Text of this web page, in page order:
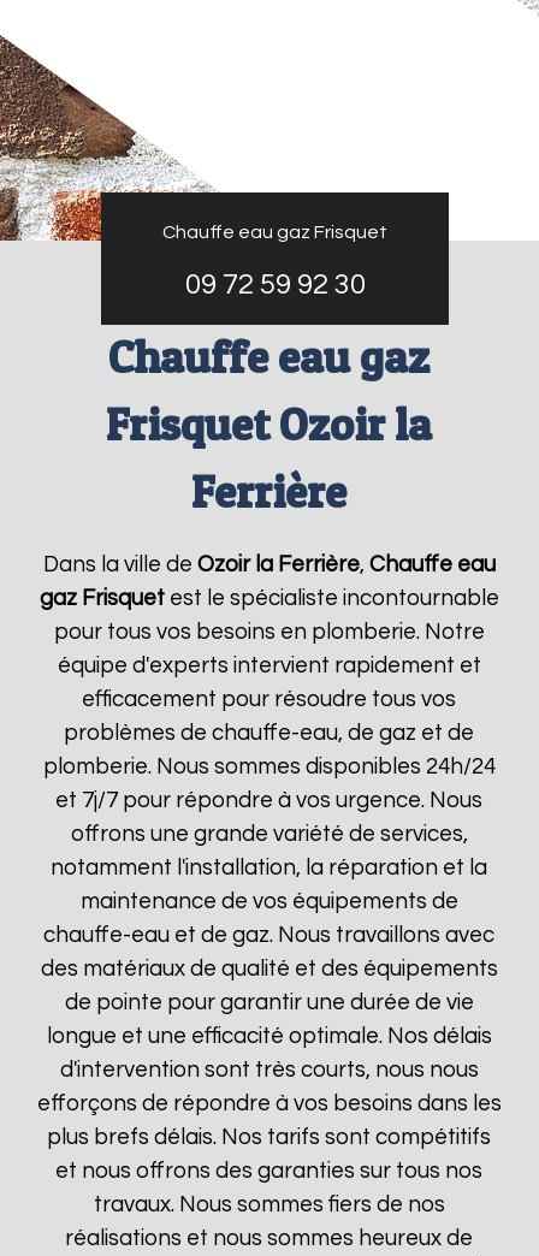
Chauffe eau gaz Frisquet
09 72 59 92 30
Chauffe eau gaz
Frisquet Ozoir la
Ferrière
Dans la ville de Ozoir la Ferrière, Chauffe eau
gaz Frisquetest le spécialiste incontournable
pour tous vos besoins en plomberie. Notre
équipe d'experts intervient rapidement et
efficacement pour résoudre tous vos
problèmes de chauffe-eau, de gaz et de
plomberie. Nous sommes disponibles 24h/24
et 7j/7 pour répondre à vos urgence. Nous
offrons une grande variété de services,
notamment l'installation, la réparation et la
maintenance de vos équipements de
chauffe-eau et de gaz. Nous travaillons avec
des matériaux de qualité et des équipements
de pointe pour garantir une durée de vie
longue et une efficacité optimale. Nos délais
d'intervention sont très courts, nous nous
efforçons de répondre à vos besoins dans les
plus brefs délais. Nos tarifs sont compétitifs
et nous offrons des garanties sur tous nos
travaux. Nous sommes fiers de nos
réalisations et nous sommes heureux de